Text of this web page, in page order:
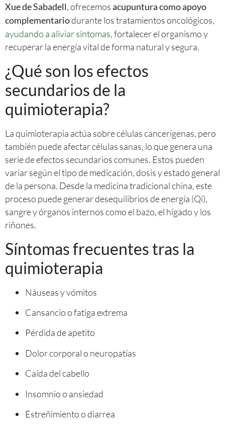
Xue de Sabadell, ofrecemosacupuntura como apoyo
complementariodurante los tratamientos oncológicos,
ayudando a aliviar síntomas, fortalecer el organismo y
recuperar la energía vital de forma natural y segura.
¿Qué son los efectos
secundarios de la
quimioterapia?
La quimioterapia actúa sobre células cancerígenas, pero
también puede afectar células sanas, lo que genera una
serie de efectos secundarios comunes. Estos pueden
variar según el tipo de medicación, dosis y estado general
de la persona. Desde la medicina tradicional china, este
proceso puede generar desequilibrios de energía (Qi),
sangre y órganos internos como el bazo, el hígado y los
riñones.
Síntomas frecuentes tras la
quimioterapia
Náuseas y vómitos
Cansancio o fatiga extrema
Pérdida de apetito
Dolor corporal o neuropatías
Caída del cabello
Insomnio o ansiedad
Estreñimiento o diarrea